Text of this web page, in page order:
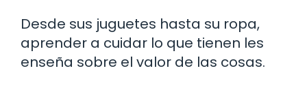
Desde sus juguetes hasta su ropa,
aprender a cuidar lo que tienen les
enseña sobre el valor de las cosas.